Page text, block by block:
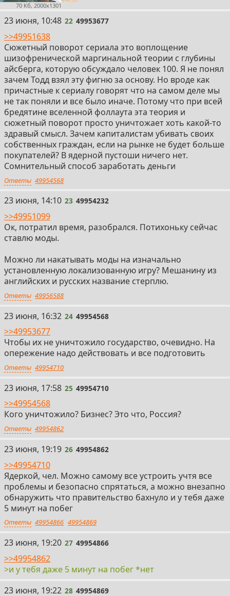
70 Кб, 2000x1301
22
23 июня, 10:48 22 49953677
>>49951638
Сюжетный поворот сериала это воплощение
шизофренической маргинальной теории с глубины
айсберга, которую обсуждало человек 100. Я не понял
зачем Тодд взял эту фигню за основу. Но вроде как
причастные к сериалу говорят что на самом деле мы
не так поняли и все было иначе. Потому что при всей
бредятине вселенной фоллаута эта теория и
сюжетный поворот просто уничтожает хоть какой-то
здравый смысл. Зачем капиталистам убивать своих
собственных граждан, если на рынке не будет больше
покупателей? В ядерной пустоши ничего нет.
Сомнительный способ заработать деньги
Ответы 49954568
23
23 июня, 14:10 23 49954232
>>49951099
Ок, потратил время, разобрался. Потихоньку сейчас
ставлю моды.
Можно ли накатывать моды на изначально
установленную локализованную игру? Мешанину из
английских и русских название стерплю.
Ответы 49956588
24
23 июня, 16:32 24 49954568
>>49953677
Чтобы их не уничтожило государство, очевидно. На
опережение надо действовать и все подготовить
Ответы 49954710
25
23 июня, 17:58 25 49954710
>>49954568
Кого уничтожило? Бизнес? Это что, Россия?
Ответы 49954862
26
23 июня, 19:19 26 49954862
>>49954710
Ядеркой, чел. Можно самому все устроить учтя все
проблемы и безопасно спрятаться, а можно внезапно
обнаружить что правительство бахнуло и у тебя даже
5 минут на побег
Ответы 49954866 49954869
27
23 июня, 19:20 27 49954866
>>49954862
>и у тебя даже 5 минут на побег *нет
28
23 июня, 19:22 28 49954869